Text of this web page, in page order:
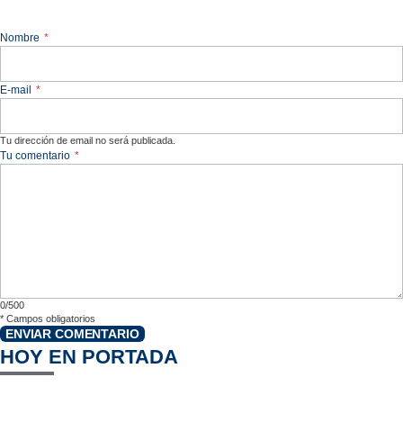
Nombre *
E-mail *
Tu dirección de email no será publicada.
Tu comentario *
0/500
* Campos obligatorios
ENVIAR COMENTARIO
HOY EN PORTADA